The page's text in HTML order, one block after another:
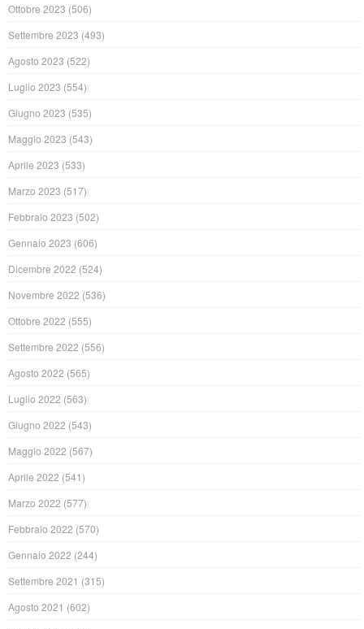
Ottobre 2023 (506)
Settembre 2023 (493)
Agosto 2023 (522)
Luglio 2023 (554)
Giugno 2023 (535)
Maggio 2023 (543)
Aprile 2023 (533)
Marzo 2023 (517)
Febbraio 2023 (502)
Gennaio 2023 (606)
Dicembre 2022 (524)
Novembre 2022 (536)
Ottobre 2022 (555)
Settembre 2022 (556)
Agosto 2022 (565)
Luglio 2022 (563)
Giugno 2022 (543)
Maggio 2022 (567)
Aprile 2022 (541)
Marzo 2022 (577)
Febbraio 2022 (570)
Gennaio 2022 (244)
Settembre 2021 (315)
Agosto 2021 (602)